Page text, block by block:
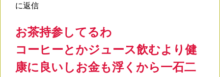
に返信
お茶持参してるわ
コーヒーとかジュース飲むより健
康に良いしお金も浮くから一石二